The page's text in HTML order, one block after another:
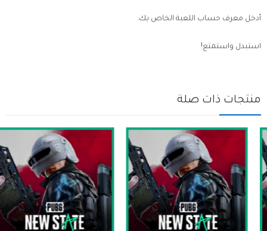
أدخل معرف حساب اللعبة الخاص بك.
استبدل واستمتع!
منتجات ذات صلة